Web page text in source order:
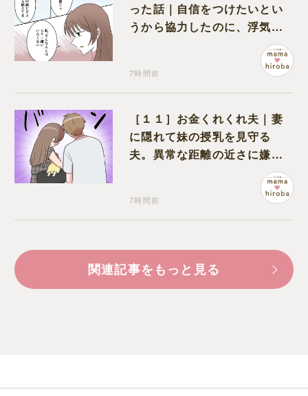
った話｜自信をつけたいとい
うから協力したのに、浮気と
7時間前
［１１］お金くれくれ夫｜妻
に隠れて妹の授乳を見守る
夫。異常な距離の近さに嫌悪
7時間前
関連記事をもっと見る